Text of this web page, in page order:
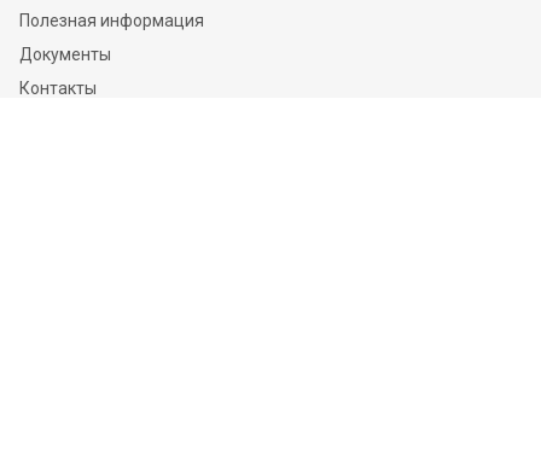
Полезная информация
Документы
Контакты